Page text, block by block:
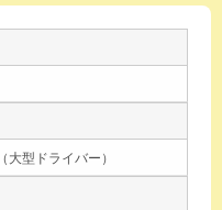
型ドライバー）